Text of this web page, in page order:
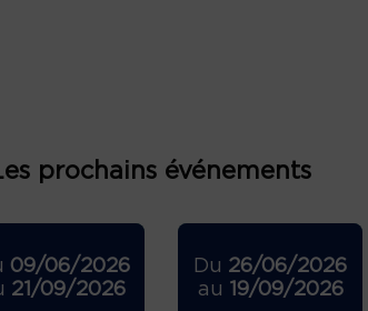
prochains événements
09/06/2026
21/09/2026
Du 26/06/2026
au 19/09/2026